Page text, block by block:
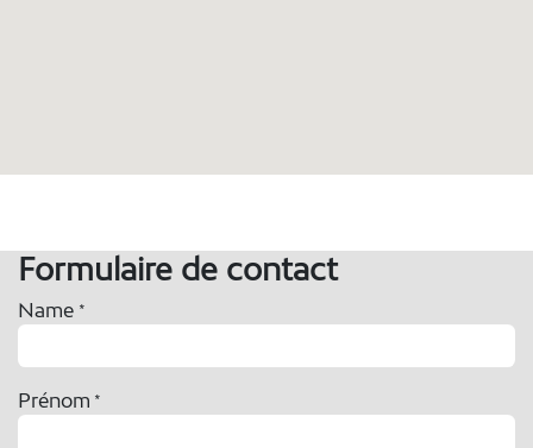
Formulaire de contact
Name *
Prénom *